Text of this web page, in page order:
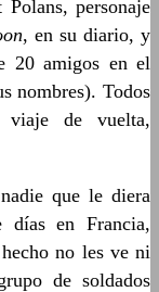
personaje
, en su diario, y
20 amigos en el
nombres). Todos
de vuelta,
que le diera
días en Francia,
no les ve ni
de soldados